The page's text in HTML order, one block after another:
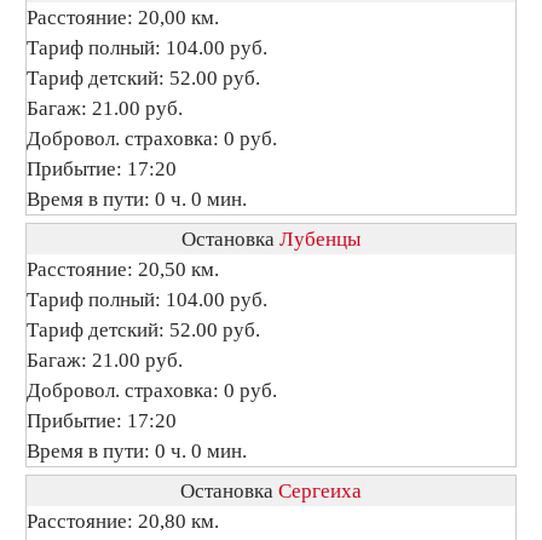
Расстояние: 20,00 км.
Тариф полный: 104.00 руб.
Тариф детский: 52.00 руб.
Багаж: 21.00 руб.
Добровол. страховка: 0 руб.
Прибытие: 17:20
Время в пути: 0 ч. 0 мин.
Остановка Лубенцы
Расстояние: 20,50 км.
Тариф полный: 104.00 руб.
Тариф детский: 52.00 руб.
Багаж: 21.00 руб.
Добровол. страховка: 0 руб.
Прибытие: 17:20
Время в пути: 0 ч. 0 мин.
Остановка Сергеиха
Расстояние: 20,80 км.